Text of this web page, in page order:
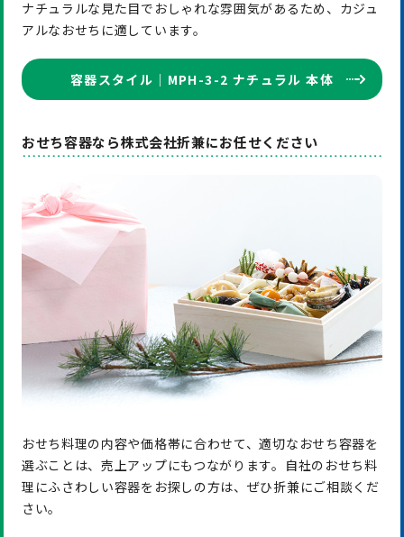
ナチュラルな見た目でおしゃれな雰囲気があるため、カジュ
アルなおせちに適しています。
容器スタイル｜MPH-3-2 ナチュラル 本体
おせち容器なら株式会社折兼にお任せください
おせち料理の内容や価格帯に合わせて、適切なおせち容器を
選ぶことは、売上アップにもつながります。自社のおせち料
理にふさわしい容器をお探しの方は、ぜひ折兼にご相談くだ
さい。